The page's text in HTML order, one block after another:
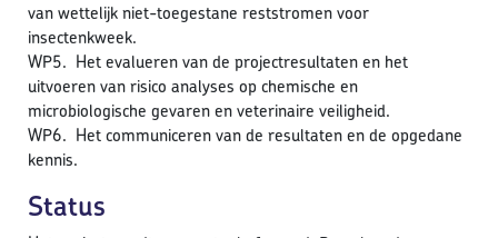
van wettelijk niet-toegestane reststromen voor
insectenkweek.
WP5. Het evalueren van de projectresultaten en het
uitvoeren van risico analyses op chemische en
microbiologische gevaren en veterinaire veiligheid.
WP6. Het communiceren van de resultaten en de opgedane
kennis.
Status